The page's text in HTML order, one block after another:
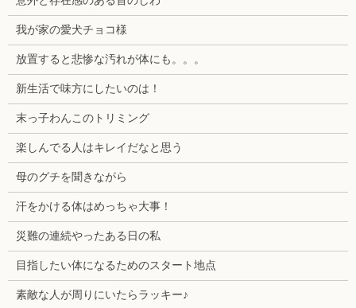
我が家の愛犬チョコ様
放置すると悲惨な汚れが体にも。。。
新生活で味方にしたいのは！
末っ子わんこのトリミング
楽しんでる人はキレイだなと思う
母のグチを聞きながら
汗をかける体はめっちゃ大事！
災難の連続やったある日の私
目指したい体になるためのスタート地点
素敵な人が周りにいたらラッキー♪